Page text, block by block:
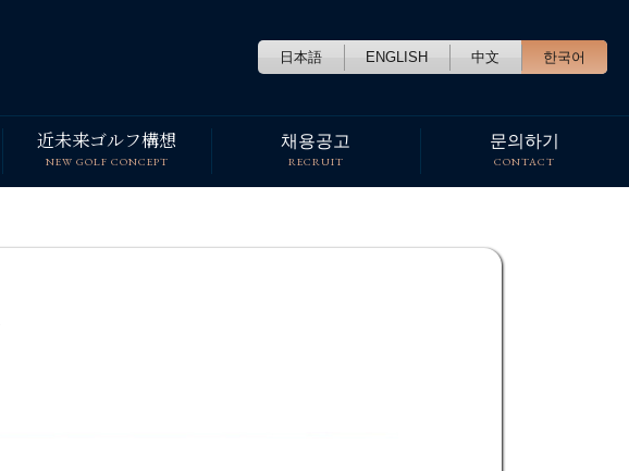
日本語 ENGLISH 中文 한국어
近未来ゴルフ構想
NEW GOLF CONCEPT
채용공고
RECRUIT
문의하기
CONTACT